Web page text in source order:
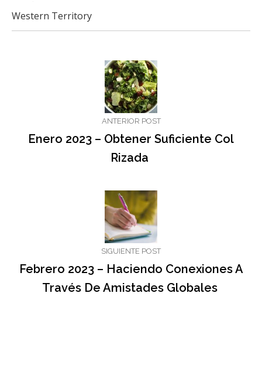
Western Territory
ANTERIOR POST
Enero 2023 – Obtener Suficiente Col
Rizada
SIGUIENTE POST
Febrero 2023 – Haciendo Conexiones A
Través De Amistades Globales